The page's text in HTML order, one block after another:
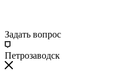
Задать вопрос
Петрозаводск